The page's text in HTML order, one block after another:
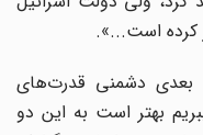
است...».
دشمنی قدرت‌های
بهتر است به این دو